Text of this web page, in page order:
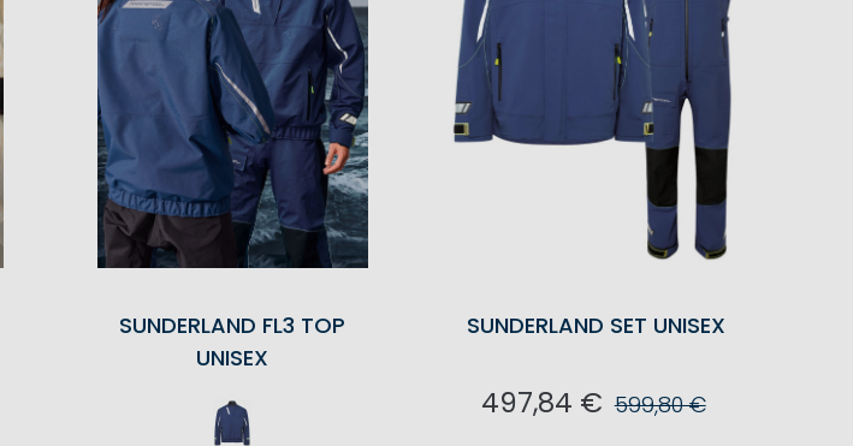
SUNDERLAND FL3 TOP
UNISEX
SUNDERLAND SET UNISEX
497,84 € 599,80 €